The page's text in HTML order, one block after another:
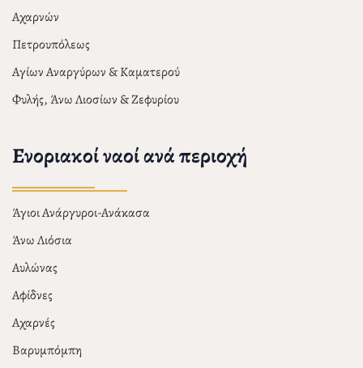
Αχαρνών
Πετρουπόλεως
Αγίων Αναργύρων & Καματερού
Φυλής, Άνω Λιοσίων & Ζεφυρίου
Ενοριακοί ναοί ανά περιοχή
Άγιοι Ανάργυροι-Ανάκασα
Άνω Λιόσια
Αυλώνας
Αφίδνες
Αχαρνές
Βαρυμπόμπη